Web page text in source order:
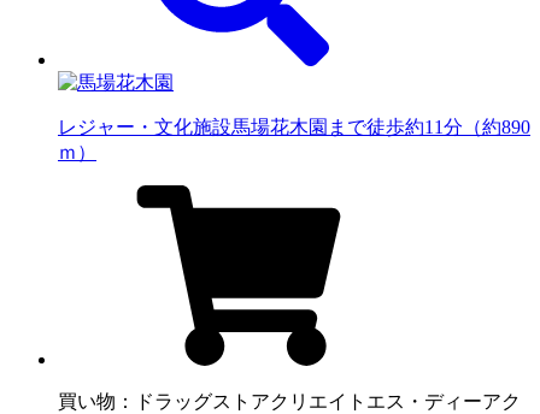
レジャー・文化施設馬場花木園まで徒歩約11分（約890
ｍ）
買い物：ドラッグストアクリエイトエス・ディーアク